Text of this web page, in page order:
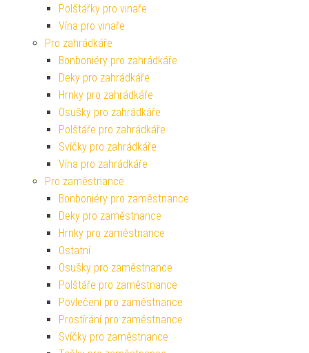
Polštářky pro vinaře
Vína pro vinaře
Pro zahrádkáře
Bonboniéry pro zahrádkáře
Deky pro zahrádkáře
Hrnky pro zahrádkáře
Osušky pro zahrádkáře
Polštáře pro zahrádkáře
Svíčky pro zahrádkáře
Vína pro zahrádkáře
Pro zaměstnance
Bonboniéry pro zaměstnance
Deky pro zaměstnance
Hrnky pro zaměstnance
Ostatní
Osušky pro zaměstnance
Polštáře pro zaměstnance
Povlečení pro zaměstnance
Prostírání pro zaměstnance
Svíčky pro zaměstnance